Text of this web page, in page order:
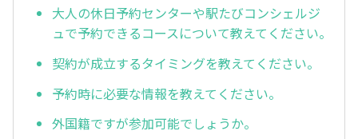
大人の休日予約センターや駅たびコンシェルジ
ュで予約できるコースについて教えてください。
契約が成立するタイミングを教えてください。
予約時に必要な情報を教えてください。
外国籍ですが参加可能でしょうか。